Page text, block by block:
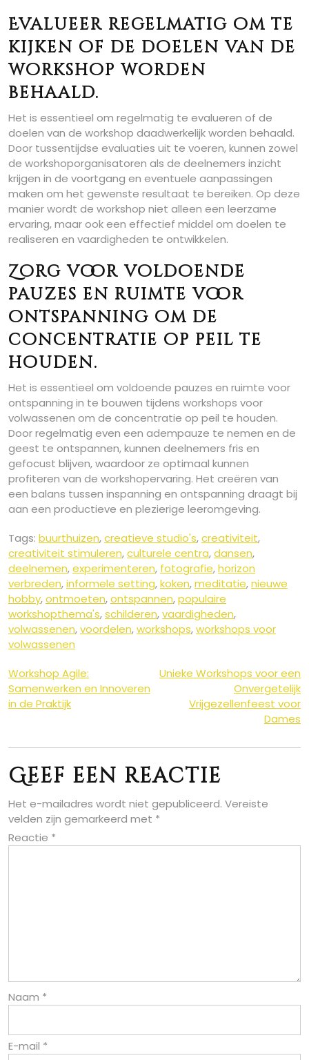
Evalueer regelmatig om te
kijken of de doelen van de
workshop worden
behaald.
Het is essentieel om regelmatig te evalueren of de
doelen van de workshop daadwerkelijk worden behaald.
Door tussentijdse evaluaties uit te voeren, kunnen zowel
de workshoporganisatoren als de deelnemers inzicht
krijgen in de voortgang en eventuele aanpassingen
maken om het gewenste resultaat te bereiken. Op deze
manier wordt de workshop niet alleen een leerzame
ervaring, maar ook een effectief middel om doelen te
realiseren en vaardigheden te ontwikkelen.
Zorg voor voldoende
pauzes en ruimte voor
ontspanning om de
concentratie op peil te
houden.
Het is essentieel om voldoende pauzes en ruimte voor
ontspanning in te bouwen tijdens workshops voor
volwassenen om de concentratie op peil te houden.
Door regelmatig even een adempauze te nemen en de
geest te ontspannen, kunnen deelnemers fris en
gefocust blijven, waardoor ze optimaal kunnen
profiteren van de workshopervaring. Het creëren van
een balans tussen inspanning en ontspanning draagt bij
aan een productieve en plezierige leeromgeving.
Tags: buurthuizen,creatieve studio's,creativiteit,
creativiteit stimuleren,culturele centra,dansen,
deelnemen,experimenteren, fotografie,horizon
verbreden,informele setting,koken,meditatie,nieuwe
hobby,ontmoeten,ontspannen,populaire
workshopthema's,schilderen,vaardigheden,
volwassenen,voordelen,workshops,workshops voor
volwassenen
Berichtnavigatie
Workshop Agile:
Samenwerken en Innoveren
in de Praktijk
Unieke Workshops voor een
Onvergetelijk
Vrijgezellenfeest voor
Dames
Geef een reactie
Het e-mailadres wordt niet gepubliceerd. Vereiste
velden zijn gemarkeerd met *
Reactie *
Naam *
E-mail *